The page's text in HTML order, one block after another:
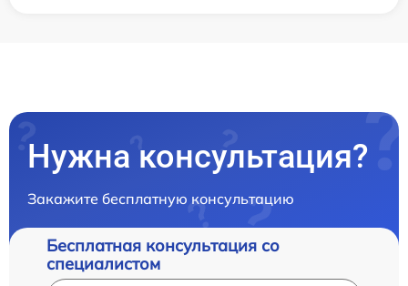
Нужна консультация?
Закажите бесплатную консультацию
Бесплатная консультация со
специалистом